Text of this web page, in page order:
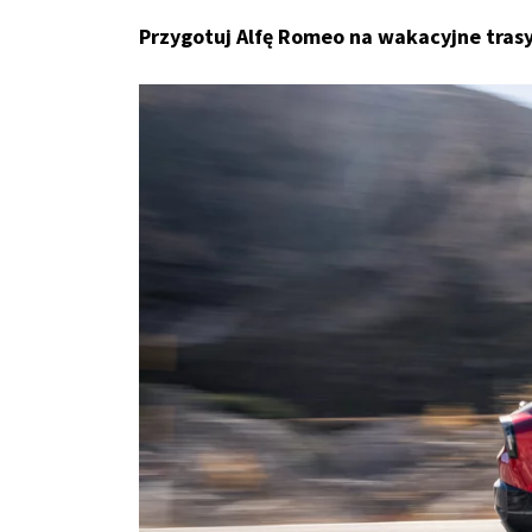
Przygotuj Alfę Romeo na wakacyjne